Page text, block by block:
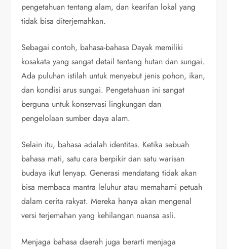
pengetahuan tentang alam, dan kearifan lokal yang
tidak bisa diterjemahkan.
Sebagai contoh, bahasa-bahasa Dayak memiliki
kosakata yang sangat detail tentang hutan dan sungai.
Ada puluhan istilah untuk menyebut jenis pohon, ikan,
dan kondisi arus sungai. Pengetahuan ini sangat
berguna untuk konservasi lingkungan dan
pengelolaan sumber daya alam.
Selain itu, bahasa adalah identitas. Ketika sebuah
bahasa mati, satu cara berpikir dan satu warisan
budaya ikut lenyap. Generasi mendatang tidak akan
bisa membaca mantra leluhur atau memahami petuah
dalam cerita rakyat. Mereka hanya akan mengenal
versi terjemahan yang kehilangan nuansa asli.
Menjaga bahasa daerah juga berarti menjaga